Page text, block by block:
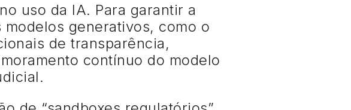
uso da IA. Para garantir a
generativos, como o
de transparência,
contínuo do modelo